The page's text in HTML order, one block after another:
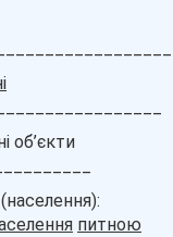
об’єкти
питною